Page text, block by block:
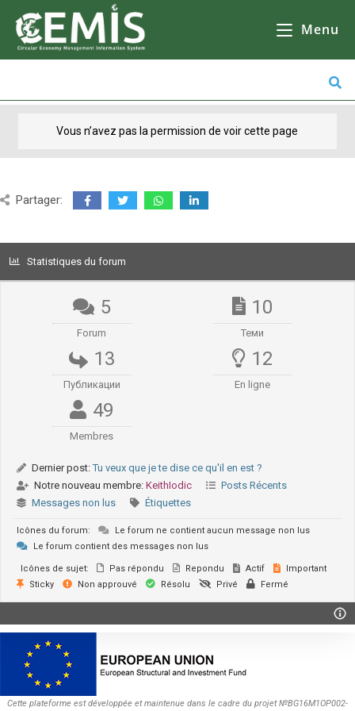
Menu
l'école, de faire des courses ou de faire du shopping.
Vous n’avez pas la permission de voir cette page
Partager:
Statistiques du forum
5
Forum
10
Теми
13
Публикации
12
En ligne
49
Membres
Dernier post:Tu veux que je te dise ce qu'il en est ?
Notre nouveau membre: KeithIodic
Posts Récents
Messages non lus
Étiquettes
Icônes du forum:
Le forum ne contient aucun message non lus
Le forum contient des messages non lus
Icônes de sujet: Pas répondu Repondu Actif
Important
Sticky
Non approuvé Résolu Privé Fermé
Cette plateforme est développée et maintenue dans le cadre du projet №BG16M1OP002-